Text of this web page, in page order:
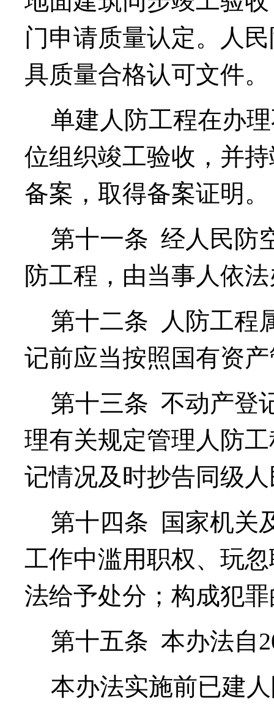
门申请质量认定。人
具质量合格认可文件。
单建人防工程在办
位组织竣工验收 ， 并
备案 ， 取得备案证明。
第十一条 经人民防
防工程，由当事人依
第十二条
人防工程
记前应当按照国有资
第十三条 不动产登
理有关规定管理人防
记情况及时抄告同级
第十四条
国家机关
工作中滥用职权、玩
法给予处分 ； 构成犯
第十五条 本办法自
本办法实施前已建